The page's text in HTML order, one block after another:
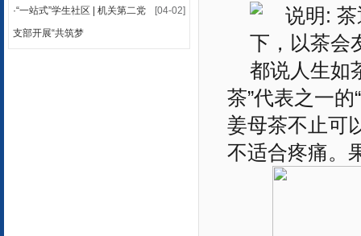
[04-02]
·“一站式”学生社区 | 机关第二党
支部开展“共筑梦
都说人生如
茶”代表之一
姜母茶不止可
不适合疼痛。